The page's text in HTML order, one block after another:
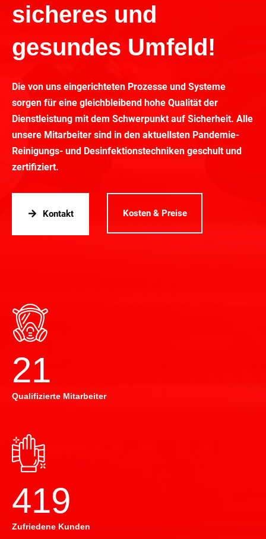
sicheres und
gesundes Umfeld!
Die von uns eingerichteten Prozesse und Systeme
sorgen für eine gleichbleibend hohe Qualität der
Dienstleistung mit dem Schwerpunkt auf Sicherheit. Alle
unsere Mitarbeiter sind in den aktuellsten Pandemie-
Reinigungs- und Desinfektionstechniken geschult und
zertifiziert.
Kontakt Kosten & Preise
22
Qualifizierte Mitarbeiter
420
Zufriedene Kunden